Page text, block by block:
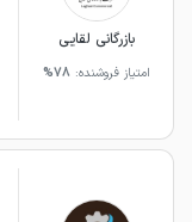
بازرگانی لقایی
امتیاز فروشنده: 78%